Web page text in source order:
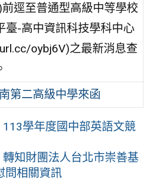
前逕至普通型高級中等學校
臺-高中資訊科技學科中心
oybj6V)之最新消息查
第二高級中學來函
113學年度國中部英語文競
轉知財團法人台北市崇善基
問相關資訊